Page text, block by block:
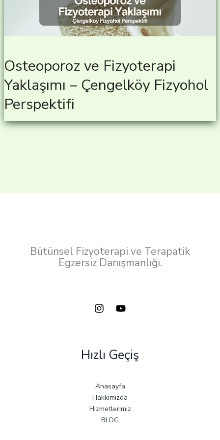
Osteoporoz ve Fizyoterapi
Yaklaşımı – Çengelköy Fizyohol
Perspektifi
Bütünsel Fizyoterapi ve Terapatik
Egzersiz Danışmanlığı.
Hızlı Geçiş
Anasayfa
Hakkımızda
Hizmetlerimiz
BLOG